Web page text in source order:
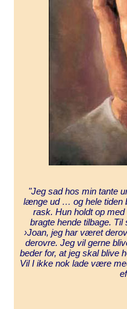
"Jeg sad hos min tante
længe ud … og hele tiden
rask. Hun holdt op
bragte hende tilbage.
›Joan, jeg har været
derovre. Jeg vil gerne
beder for, at jeg skal blive
Vil I ikke nok lade være